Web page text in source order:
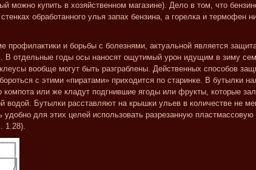
можно купить в хозяйственном магазине). Дело в том, что
обработанного улья запах бензина, а горелка и термофен
профилактики и борьбы с болезнями, актуальной является
В отдельные годы осы наносят ощутимый урон идущим в зиму
вообще могут быть разграблены. Действенных способов
с этими «пиратами» приходится по старинке. В бутылки
компота или же кладут подгнившие ягоды или фрукты, которые
водой. Бутылки расставляют на крышки ульев в количестве не
удобно для этих целей использовать разрезанную
1.28).